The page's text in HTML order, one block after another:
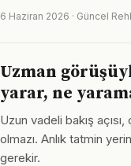
6 Haziran 2026 · Güncel
Uzman
yarar, ne
Uzun vadeli bakış
olmazı. Anlık tatmin
gerekir.